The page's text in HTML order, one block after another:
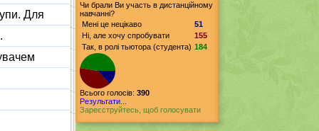
Для
Чи брали Ви участь в дистанційному
навчанні?
Мені це нецікаво
51
Ні, але хочу спробувати
155
Так, в ролі тьютора (студента) 184
Всього голосів: 390
Результати...
Зареєструйтесь, щоб голосувати